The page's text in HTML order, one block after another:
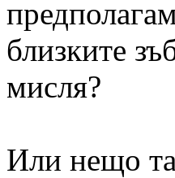
близките
мисля?
Или нещо